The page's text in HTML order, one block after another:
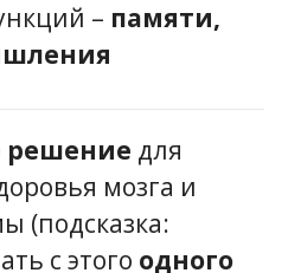
– памяти,
решение для
мозга и
(подсказка:
с этого одного